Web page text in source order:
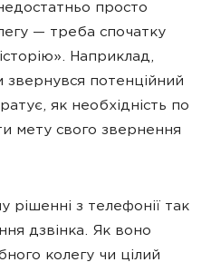
просто
— треба спочатку
Наприклад,
потенційний
як необхідність по
мету свого звернення
рішенні з телефонії так
дзвінка. Як воно
колегу чи цілий